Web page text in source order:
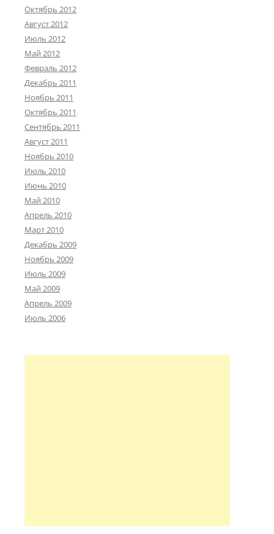
Октябрь 2012
Август 2012
Июль 2012
Май 2012
Февраль 2012
Декабрь 2011
Ноябрь 2011
Октябрь 2011
Сентябрь 2011
Август 2011
Ноябрь 2010
Июль 2010
Июнь 2010
Май 2010
Апрель 2010
Март 2010
Декабрь 2009
Ноябрь 2009
Июль 2009
Май 2009
Апрель 2009
Июль 2006